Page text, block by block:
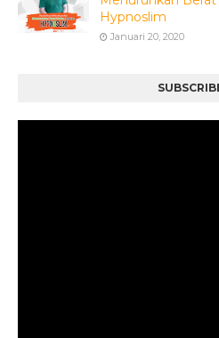
Hypnoslim
Januari 20, 2020